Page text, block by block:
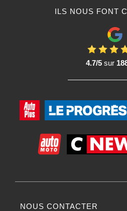
ILS NOUS FONT
4.7/5sur
NOUS CONTACTER